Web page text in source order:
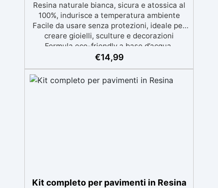
Resina naturale bianca, sicura e atossica al
100%, indurisce a temperatura ambiente
Facile da usare senza protezioni, ideale per
creare gioielli, sculture e decorazioni
Formula eco-friendly a base d’acqua,
alternativa sicura alle resine tradizionali
utilizzo in casa senza rischi Multiuso e
versatile, pronta in soli 30 minuti per
€14,99
Kit completo per pavimenti in Resina